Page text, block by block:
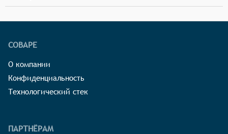
СОВАРЕ
О компании
Конфиденциальность
Технологический стек
ПАРТНЁРАМ